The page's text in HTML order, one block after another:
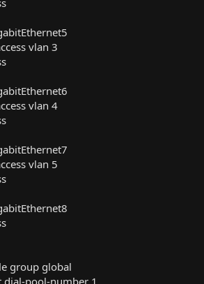
vlan 3
vlan 4
vlan 5
group global
pool-number 1